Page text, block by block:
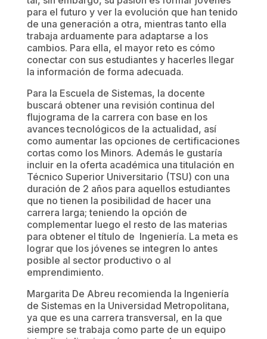
para el futuro y ver la evolución que han tenido
de una generación a otra, mientras tanto ella
trabaja arduamente para adaptarse a los
cambios. Para ella, el mayor reto es cómo
conectar con sus estudiantes y hacerles llegar
la información de forma adecuada.
Para la Escuela de Sistemas, la docente
buscará obtener una revisión continua del
flujograma de la carrera con base en los
avances tecnológicos de la actualidad, así
como aumentar las opciones de certificaciones
cortas como los Minors. Además le gustaría
incluir en la oferta académica una titulación en
Técnico Superior Universitario (TSU) con una
duración de 2 años para aquellos estudiantes
que no tienen la posibilidad de hacer una
carrera larga; teniendo la opción de
complementar luego el resto de las materias
para obtener el título de Ingeniería. La meta es
lograr que los jóvenes se integren lo antes
posible al sector productivo o al
emprendimiento.
Margarita De Abreu recomienda la Ingeniería
de Sistemas en la Universidad Metropolitana,
ya que es una carrera transversal, en la que
siempre se trabaja como parte de un equipo